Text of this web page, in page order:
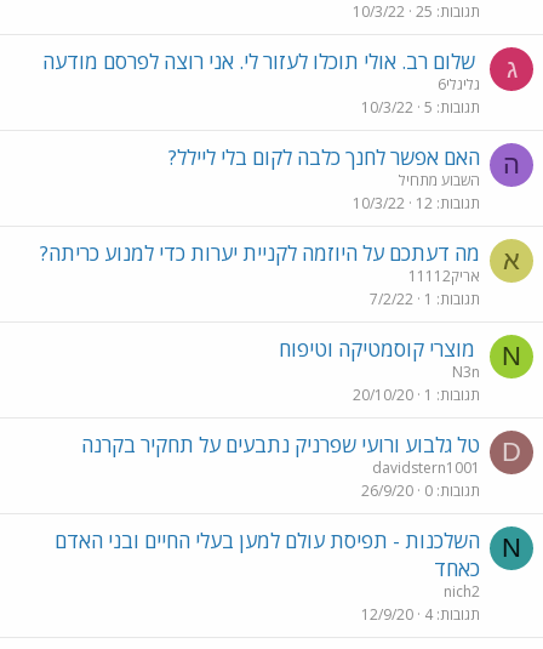
תגובות 25
10/3/22
ג שלום רב. אולי תוכלו לעזור לי. אני רוצה לפרסם מודעה
גליגלי6
תגובות 5
10/3/22
ה האם אפשר לחנך כלבה לקום בלי ליילל?
השבוע מתחיל
תגובות 12
10/3/22
א מה דעתכם על היוזמה לקניית יערות כדי למנוע כריתה?
אריק11112
תגובות 1
7/2/22
N מוצרי קוסמטיקה וטיפוח
N3n
תגובות 1
20/10/20
D טל גלבוע ורועי שפרניק נתבעים על תחקיר בקרנה
davidstern1001
תגובות 0
26/9/20
N
השלכנות - תפיסת עולם למען בעלי החיים ובני האדם
כאחד
nich2
תגובות 4
12/9/20